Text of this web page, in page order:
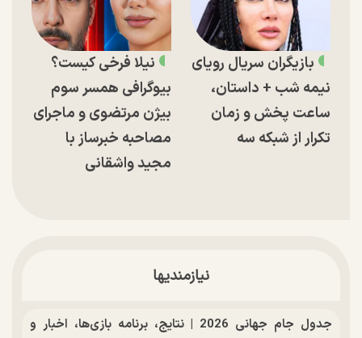
بازیگران سریال رویای
نیمه شب + داستان،
ساعت پخش و زمان
تکرار از شبکه سه
نیلا فرخی کیست؟
بیوگرافی همسر سوم
بیژن مرتضوی و ماجرای
مصاحبه خبرساز با
مجید واشقانی
نیازمندیها
جدول جام جهانی 2026 | نتایج، برنامه بازی‌ها، اخبار و